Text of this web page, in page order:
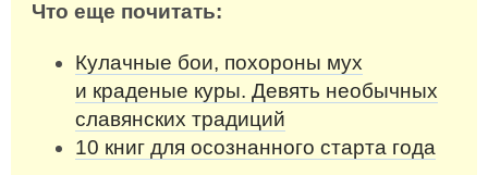
Что еще почитать:
Кулачные бои, похороны мух
и краденые куры. Девять необычных
славянских традиций
10 книг для осознанного старта года